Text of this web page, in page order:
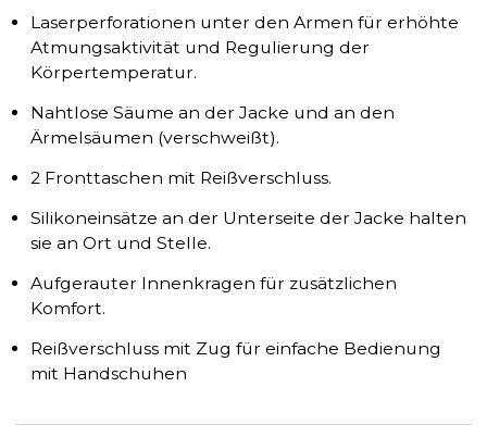
Laserperforationen unter den Armen für erhöhte
Atmungsaktivität und Regulierung der
Körpertemperatur.
Nahtlose Säume an der Jacke und an den
Ärmelsäumen (verschweißt).
2 Fronttaschen mit Reißverschluss.
Silikoneinsätze an der Unterseite der Jacke halten
sie an Ort und Stelle.
Aufgerauter Innenkragen für zusätzlichen
Komfort.
Reißverschluss mit Zug für einfache Bedienung
mit Handschuhen